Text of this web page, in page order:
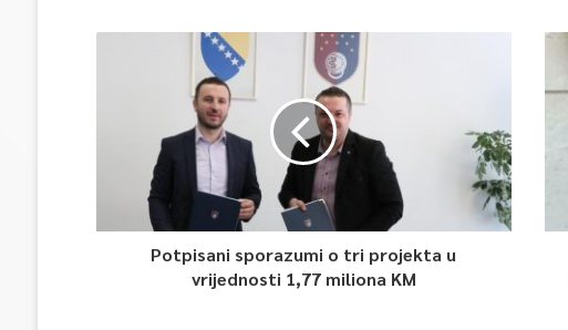
Potpisani sporazumi o tri projekta u
vrijednosti 1,77 miliona KM